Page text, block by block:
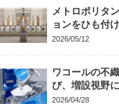
メトロポリタ
ョンをひも付け
2026/05/12
ワコールの不
び、増設視野に
2026/04/28